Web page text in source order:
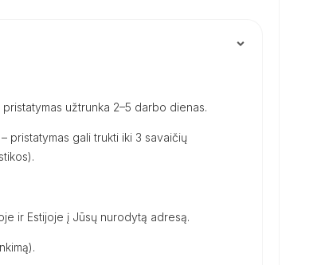
užtrunka 2–5 darbo dienas.
pristatymas gali trukti iki 3 savaičių
ir Estijoje į Jūsų nurodytą adresą.